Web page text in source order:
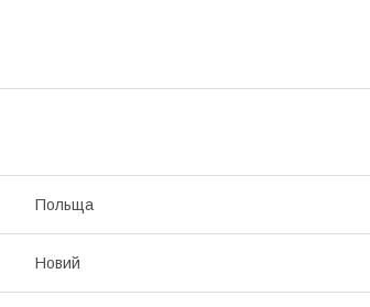
Польща
Новий